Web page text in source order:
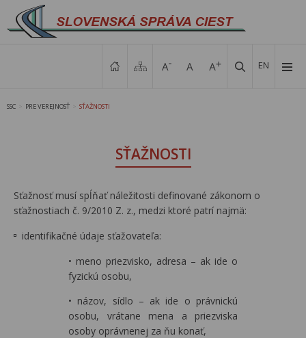
EN
SSC PRE VEREJNOSŤ SŤAŽNOSTI
SŤAŽNOSTI
Sťažnosť musí spĺňať náležitosti definované zákonom o
sťažnostiach č. 9/2010 Z. z., medzi ktoré patrí najmä:
identifikačné údaje sťažovateľa:
• meno priezvisko, adresa – ak ide o
fyzickú osobu,
• názov, sídlo – ak ide o právnickú
osobu, vrátane mena a priezviska
osoby oprávnenej za ňu konať,